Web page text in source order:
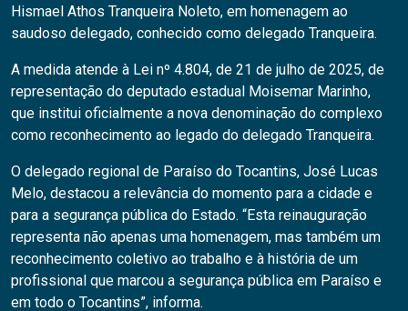
Hismael Athos Tranqueira Noleto, em homenagem ao
saudoso delegado, conhecido como delegado Tranqueira.
A medida atende à Lei nº 4.804, de 21 de julho de 2025, de
representação do deputado estadual Moisemar Marinho,
que institui oficialmente a nova denominação do complexo
como reconhecimento ao legado do delegado Tranqueira.
O delegado regional de Paraíso do Tocantins, José Lucas
Melo, destacou a relevância do momento para a cidade e
para a segurança pública do Estado. “Esta reinauguração
representa não apenas uma homenagem, mas também um
reconhecimento coletivo ao trabalho e à história de um
profissional que marcou a segurança pública em Paraíso e
em todo o Tocantins”, informa.